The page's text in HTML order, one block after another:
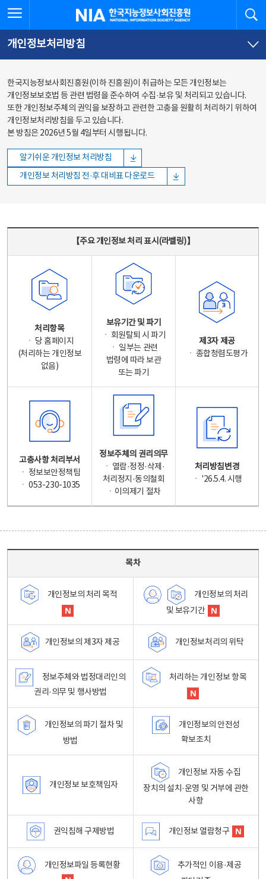
바로가기
바로가기
한국지능정보사회진흥원
개인정보처리방침
한국지능정보사회진흥원(이하 진흥원)이 취급하는 모든 개인정보는
개인정보보호법 등 관련 법령을 준수하여 수집·보유 및 처리되고 있습니다.
또한 개인정보주체의 권익을 보장하고 관련한 고충을 원활히 처리하기 위하여
개인정보처리방침을 두고 있습니다.
본 방침은 2026년 5월 4일부터 시행됩니다.
알기쉬운 개인정보 처리방침
개인정보 처리방침 전·후 대비표 다운로드
【주요 개인정보 처리 표시(라벨링)】
처리항목
ㆍ 당 홈페이지
(처리하는 개인정보
없음)
보유기간 및 파기
ㆍ 회원탈퇴 시 파기
ㆍ 일부는 관련
법령에 따라 보관
또는 파기
제3자 제공
ㆍ 종합청렴도평가
고충사항 처리부서
ㆍ 정보보안정책팀
ㆍ 053-230-1035
정보주체의 권리의무
ㆍ 열람·정정·삭제·
처리정지·동의철회
ㆍ이의제기 절차
처리방침변경
ㆍ '26.5.4. 시행
목차
개인정보의 처리 목적
개인정보의 처리
및 보유기간
개인정보의 제3자 제공 개인정보처리의 위탁
정보주체와 법정대리인의
권리·의무 및 행사방법
처리하는 개인정보 항목
개인정보의 파기 절차 및
방법
개인정보의 안전성
확보조치
개인정보 보호책임자
개인정보 자동 수집
장치의 설치·운영 및 거부에 관한
사항
권익침해 구제방법 개인정보 열람청구
개인정보파일 등록현황
추가적인 이용·제공